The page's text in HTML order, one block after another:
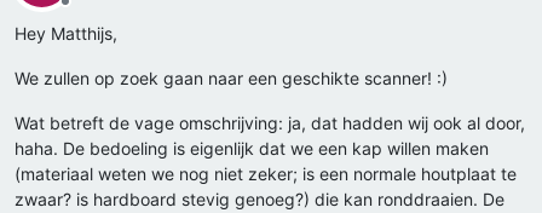
Offline
Hey Matthijs,
We zullen op zoek gaan naar een geschikte scanner! :)
Wat betreft de vage omschrijving: ja, dat hadden wij ook al door,
haha. De bedoeling is eigenlijk dat we een kap willen maken
(materiaal weten we nog niet zeker; is een normale houtplaat te
zwaar? is hardboard stevig genoeg?) die kan ronddraaien. De